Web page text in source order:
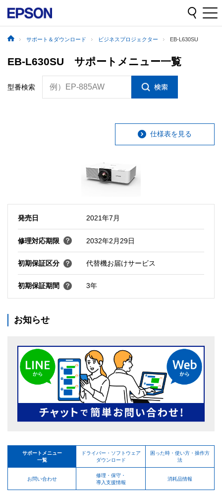
サポート＆ダウンロード ビジネスプロジェクター EB-L630SU
EB-L630SU サポートメニュー一覧
型番検索 例）EP-885AW
仕様表を見る
発売日 2021年7月
修理対応期限 2032年2月29日
初期保証区分 代替機お届けサービス
初期保証期間 3年
お知らせ
サポートメニュー
一覧
ドライバー・ソフトウェア
ダウンロード
困った時・使い方・操作方
法
お問い合わせ
修理・保守・
導入支援情報
消耗品情報